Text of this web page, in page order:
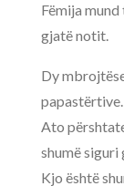
Fëmija
gjatë notit.
Dy
papastërtive.
Ato
shumë
Kjo është